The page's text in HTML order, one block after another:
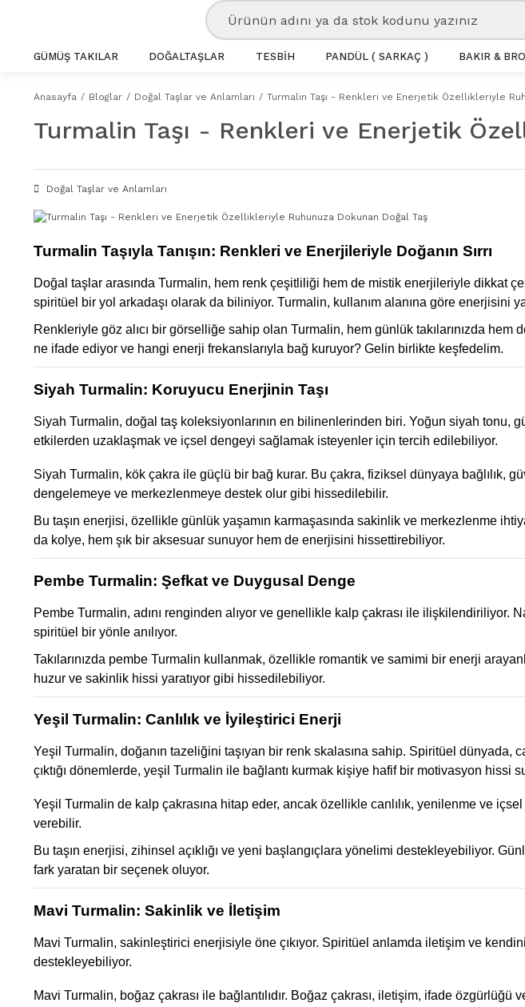
GÜMÜŞ TAKILAR DOĞALTAŞLAR TESBİH PANDÜL ( SARKAÇ ) BAKIR &
Anasayfa Bloglar Doğal Taşlar ve Anlamları Turmalin Taşı - Renkleri ve Enerjetik Özellikleriyle
Turmalin Taşı - Renkleri ve Enerjetik
Doğal Taşlar ve Anlamları
Turmalin Taşıyla Tanışın: Renkleri ve Enerjileriyle Doğanın Sırrı
Doğal taşlar arasında Turmalin, hem renk çeşitliliği hem de mistik enerjileriyle dikkat
spiritüel bir yol arkadaşı olarak da biliniyor. Turmalin, kullanım alanına göre enerjisini
Renkleriyle göz alıcı bir görselliğe sahip olan Turmalin, hem günlük takılarınızda
ne ifade ediyor ve hangi enerji frekanslarıyla bağ kuruyor? Gelin birlikte keşfedelim.
Siyah Turmalin: Koruyucu Enerjinin Taşı
Siyah Turmalin, doğal taş koleksiyonlarının en bilinenlerinden biri. Yoğun siyah
etkilerden uzaklaşmak ve içsel dengeyi sağlamak isteyenler için tercih edilebiliyor.
Siyah Turmalin, kök çakra ile güçlü bir bağ kurar. Bu çakra, fiziksel dünyaya bağlılık,
dengelemeye ve merkezlenmeye destek olur gibi hissedilebilir.
Bu taşın enerjisi, özellikle günlük yaşamın karmaşasında sakinlik ve merkezlenme
da kolye, hem şık bir aksesuar sunuyor hem de enerjisini hissettirebiliyor.
Pembe Turmalin: Şefkat ve Duygusal Denge
Pembe Turmalin, adını renginden alıyor ve genellikle kalp çakrası ile
spiritüel bir yönle anılıyor.
Takılarınızda pembe Turmalin kullanmak, özellikle romantik ve samimi bir enerji
huzur ve sakinlik hissi yaratıyor gibi hissedilebiliyor.
Yeşil Turmalin: Canlılık ve İyileştirici Enerji
Yeşil Turmalin, doğanın tazeliğini taşıyan bir renk skalasına sahip. Spiritüel dünyada,
çıktığı dönemlerde, yeşil Turmalin ile bağlantı kurmak kişiye hafif bir motivasyon hissi
Yeşil Turmalin de kalp çakrasına hitap eder, ancak özellikle canlılık, yenilenme ve
verebilir.
Bu taşın enerjisi, zihinsel açıklığı ve yeni başlangıçlara yönelimi destekleyebiliyor.
fark yaratan bir seçenek oluyor.
Mavi Turmalin: Sakinlik ve İletişim
Mavi Turmalin, sakinleştirici enerjisiyle öne çıkıyor. Spiritüel anlamda iletişim ve
destekleyebiliyor.
Mavi Turmalin, boğaz çakrası ile bağlantılıdır. Boğaz çakrası, iletişim, ifade